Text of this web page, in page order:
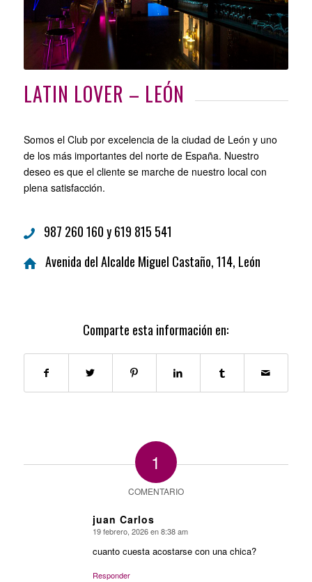
LATIN LOVER – LEÓN
Somos el Club por excelencia de la ciudad de León y uno
de los más importantes del norte de España. Nuestro
deseo es que el cliente se marche de nuestro local con
plena satisfacción.
987 260 160 y 619 815 541
Avenida del Alcalde Miguel Castaño, 114, León
Comparte esta información en:
1
COMENTARIO
juan Carlos
Dice:
19 febrero, 2026 en 8:38 am
cuanto cuesta acostarse con una chica?
Responder